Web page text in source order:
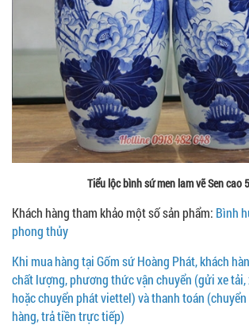
Tiểu lộc bình sứ men lam vẽ Sen cao
Khách hàng tham khảo một số sản phẩm: Bình
phong thủy
Khi mua hàng tại Gốm sứ Hoàng Phát, khách
chất lượng, phương thức vận chuyển (gửi xe tải,
hoặc chuyển phát viettel) và thanh toán
hàng, trả tiền trực tiếp)